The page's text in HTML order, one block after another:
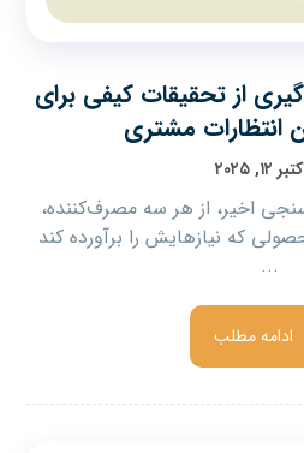
از تحقیقات کیفی برای
انتظارات مشتری
۱۲, ۲۰۲۵
اخیر، از هر سه مصرف‌کننده،
که نیازهایش را برآورده کند
...
ادامه مطلب